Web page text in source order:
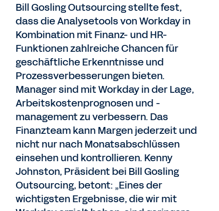
Bill Gosling Outsourcing stellte fest,
dass die Analysetools von Workday in
Kombination mit Finanz- und HR-
Funktionen zahlreiche Chancen für
geschäftliche Erkenntnisse und
Prozessverbesserungen bieten.
Manager sind mit Workday in der Lage,
Arbeitskostenprognosen und -
management zu verbessern. Das
Finanzteam kann Margen jederzeit und
nicht nur nach Monatsabschlüssen
einsehen und kontrollieren. Kenny
Johnston, Präsident bei Bill Gosling
Outsourcing, betont: „Eines der
wichtigsten Ergebnisse, die wir mit